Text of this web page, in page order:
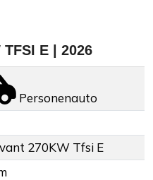
TFSI E | 2026
Personenauto
270KW Tfsi E